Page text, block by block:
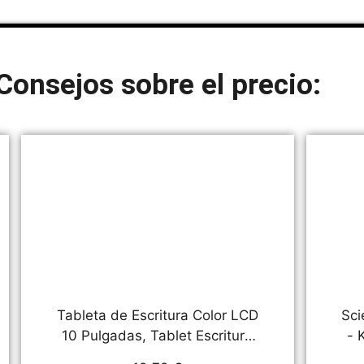
sobre el precio:
Tableta de Escritura Color LCD
10 Pulgadas, Tablet Escritura
-